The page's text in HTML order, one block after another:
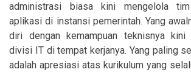
administrasi biasa kini mengelola tim
aplikasi di instansi pemerintah. Yang
diri dengan kemampuan teknisnya kini
divisi IT di tempat kerjanya. Yang paling
adalah apresiasi atas kurikulum yang